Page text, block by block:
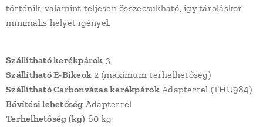
történik, valamint teljesen összecsukható, így tároláskor
minimális helyet igényel.
Szállítható kerékpárok 3
Szállítható E-Bikeok 2 (maximum terhelhetőség)
Szállítható Carbonvázas kerékpárokAdapterrel (THU984)
Bővítési lehetőség Adapterrel
Terhelhetőség (kg) 60 kg